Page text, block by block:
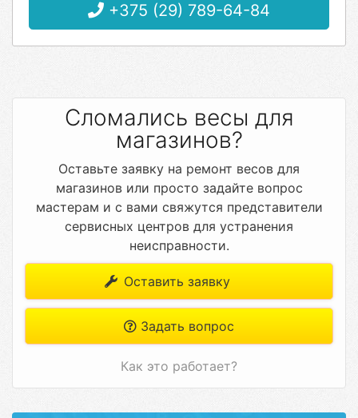
+375 (29) 789-64-84
Сломались весы для
магазинов?
Оставьте заявку на ремонт весов для
магазинов или просто задайте вопрос
мастерам и с вами свяжутся представители
сервисных центров для устранения
неисправности.
Оставить заявку
Задать вопрос
Как это работает?